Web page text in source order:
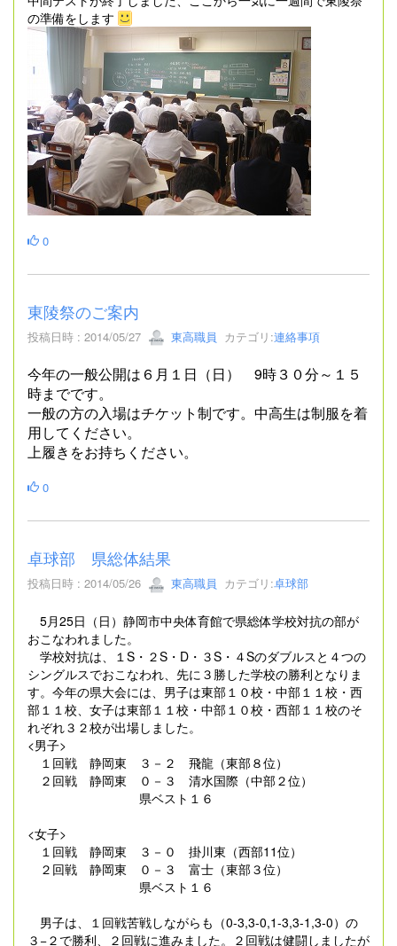
の準備をします
0
東陵祭のご案内
投稿日時 : 2014/05/27 東高職員 カテゴリ:連絡事項
今年の一般公開は６月１日（日） 9時３０分～１５
時までです。
一般の方の入場はチケット制です。中高生は制服を着
用してください。
上履きをお持ちください。
0
卓球部 県総体結果
投稿日時 : 2014/05/26 東高職員 カテゴリ:卓球部
5月25日（日）静岡市中央体育館で県総体学校対抗の部が
おこなわれました。
学校対抗は、１S・２S・D・３S・４Sのダブルスと４つの
シングルスでおこなわれ、先に３勝した学校の勝利となりま
す。今年の県大会には、男子は東部１０校・中部１１校・西
部１１校、女子は東部１１校・中部１０校・西部１１校のそ
れぞれ３２校が出場しました。
<男子>
１回戦 静岡東 ３－２ 飛龍（東部８位）
２回戦 静岡東 ０－３ 清水国際（中部２位）
県ベスト１６
<女子>
１回戦 静岡東 ３－０ 掛川東（西部11位）
２回戦 静岡東 ０－３ 富士（東部３位）
県ベスト１６
男子は、１回戦苦戦しながらも（0-3,3-0,1-3,3-1,3-0）の
３−２で勝利、２回戦に進みました。２回戦は健闘しましたが